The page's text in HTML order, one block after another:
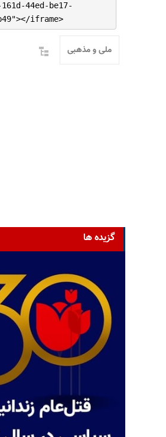
44ed-be17-
iframe>
ملی و مذهبی
گزیده ها